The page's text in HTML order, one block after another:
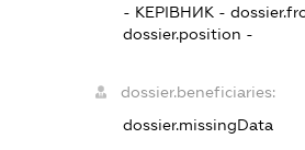
- КЕРІВНИК -
dossier.position -
dossier.beneficiaries:
dossier.missingData